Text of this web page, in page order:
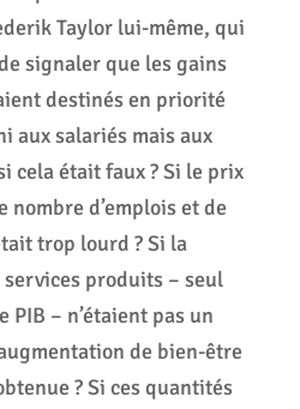
Taylor lui-même, qui
signaler que les gains
destinés en priorité
aux salariés mais aux
cela était faux ? Si le prix
nombre d’emplois et de
trop lourd ? Si la
produits – seul
PIB – n’étaient pas un
de bien-être
? Si ces quantités